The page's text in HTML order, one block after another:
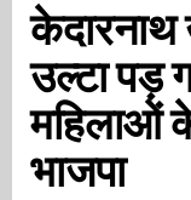
उल्टा पड़
महिलाओं
भाजपा